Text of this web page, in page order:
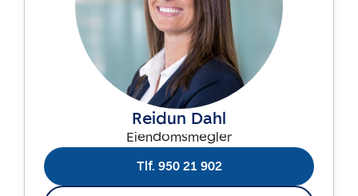
Reidun Dahl
Eiendomsmegler
Tlf. 950 21 902